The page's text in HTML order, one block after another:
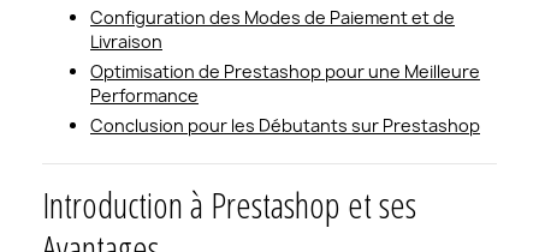
Configuration des Modes de Paiement et de
Livraison
Optimisation de Prestashop pour une Meilleure
Performance
Conclusion pour les Débutants sur Prestashop
Introduction à Prestashop et ses